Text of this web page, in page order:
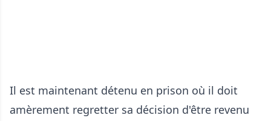
Il est maintenant détenu en prison où il doit
amèrement regretter sa décision d'être revenu